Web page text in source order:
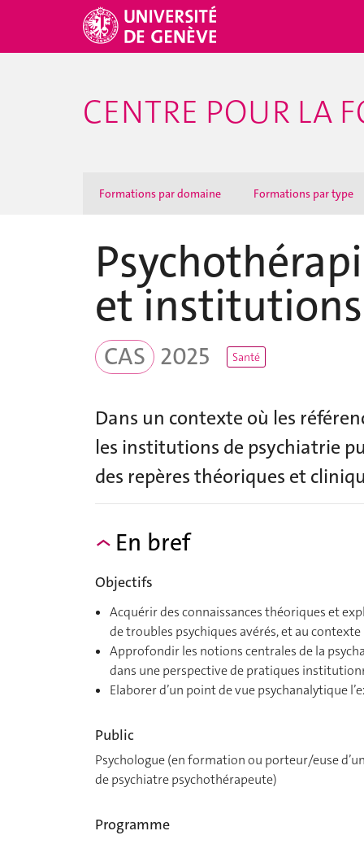
CENTRE POUR LA
Formations par domaine Formations par type
et institutions
CAS 2025 Santé
Dans un contexte où les
les institutions de psychiatrie
des repères théoriques et
En bref
Objectifs
Acquérir des connaissances théoriques et
de troubles psychiques avérés, et au
Approfondir les notions centrales de la
dans une perspective de pratiques
Elaborer d’un point de vue psychanalytique
Public
Psychologue (en formation ou porteur/euse
de psychiatre psychothérapeute)
Programme